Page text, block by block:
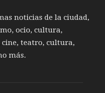
noticias de la ciudad,
ocio, cultura,
cine, teatro, cultura,
más.